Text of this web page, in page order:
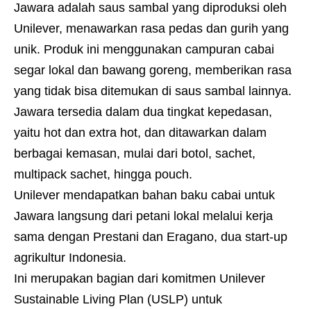
Jawara adalah saus sambal yang diproduksi oleh
Unilever, menawarkan rasa pedas dan gurih yang
unik. Produk ini menggunakan campuran cabai
segar lokal dan bawang goreng, memberikan rasa
yang tidak bisa ditemukan di saus sambal lainnya.
Jawara tersedia dalam dua tingkat kepedasan,
yaitu hot dan extra hot, dan ditawarkan dalam
berbagai kemasan, mulai dari botol, sachet,
multipack sachet, hingga pouch.
Unilever mendapatkan bahan baku cabai untuk
Jawara langsung dari petani lokal melalui kerja
sama dengan Prestani dan Eragano, dua start-up
agrikultur Indonesia.
Ini merupakan bagian dari komitmen Unilever
Sustainable Living Plan (USLP) untuk